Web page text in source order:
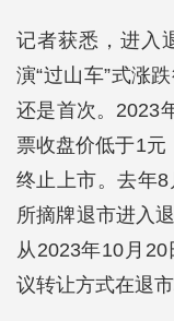
记者获悉，进入
演“过山车”式涨
还是首次。2023
票收盘价低于1元
终止上市。去年
所摘牌退市进入
从2023年10月
议转让方式在退